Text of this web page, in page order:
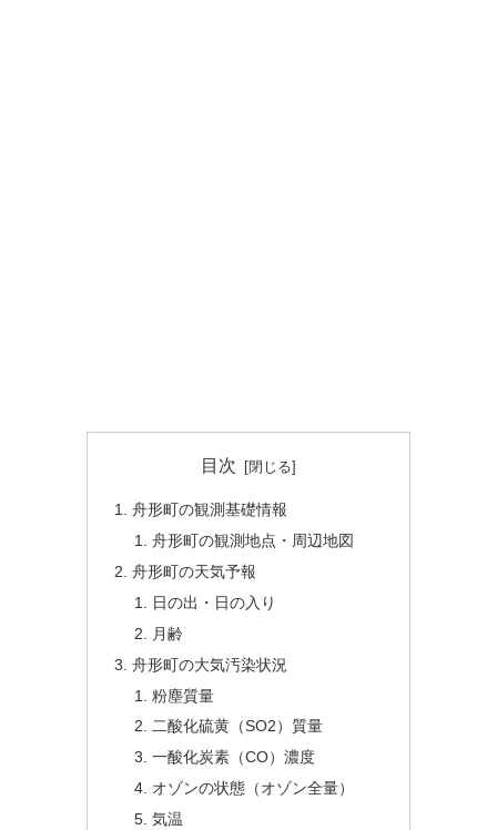
目次
舟形町の観測基礎情報
舟形町の観測地点・周辺地図
舟形町の天気予報
日の出・日の入り
月齢
舟形町の大気汚染状況
粉塵質量
二酸化硫黄（SO2）質量
一酸化炭素（CO）濃度
オゾンの状態（オゾン全量）
気温